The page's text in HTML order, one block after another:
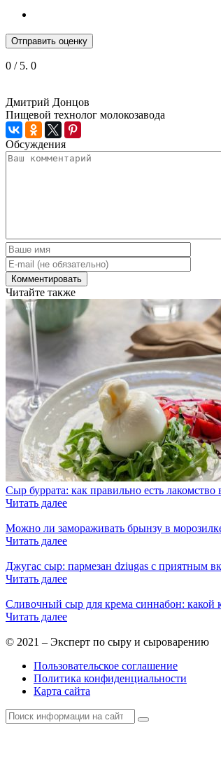
Отправить оценку
0 / 5. 0
Дмитрий Донцов
Пищевой технолог молокозавода
Обсуждения
Читайте также
Сыр буррата: как правильно есть
Читать далее
Можно ли замораживать брынзу в
Читать далее
Джугас сыр: пармезан dziugas с приятным
Читать далее
Сливочный сыр для крема синнабон: какой
Читать далее
© 2021 – Эксперт по сыру и сыроварению
Пользовательское соглашение
Политика конфиденциальности
Карта сайта